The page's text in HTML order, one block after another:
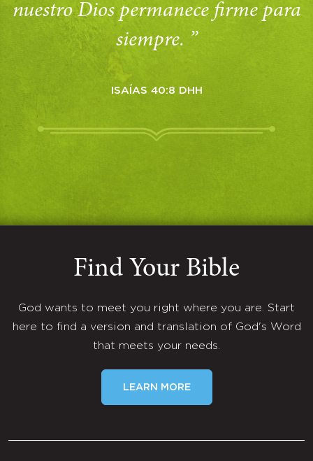
nuestro Dios permanece firme para
siempre. ”
ISAÍAS 40:8 DHH
Find Your Bible
God wants to meet you right where you are. Start
here to find a version and translation of God's Word
that meets your needs.
LEARN MORE